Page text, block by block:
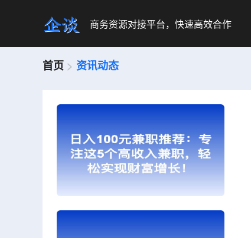
商务资源对接平台，快速高效合作
首页 > 资讯动态